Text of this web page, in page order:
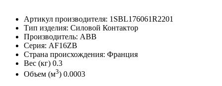
Артикул производителя: 1SBL176061R2201
Тип изделия: Силовой Контактор
Производитель: ABB
Серия: AF16ZB
Страна происхождения: Франция
Вес (кг) 0.3
Объем (м3) 0.0003